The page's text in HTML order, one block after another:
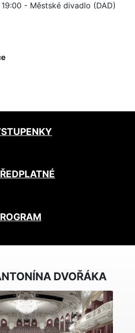
19:00 - Městské divadlo (DAD)
DVOŘÁKA